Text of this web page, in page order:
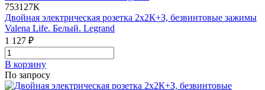
753127К
Двойная электрическая розетка 2х2К+З, безвинтовые зажимы
Valena Life. Белый. Legrand
1 127 ₽
В корзинy
По запросу